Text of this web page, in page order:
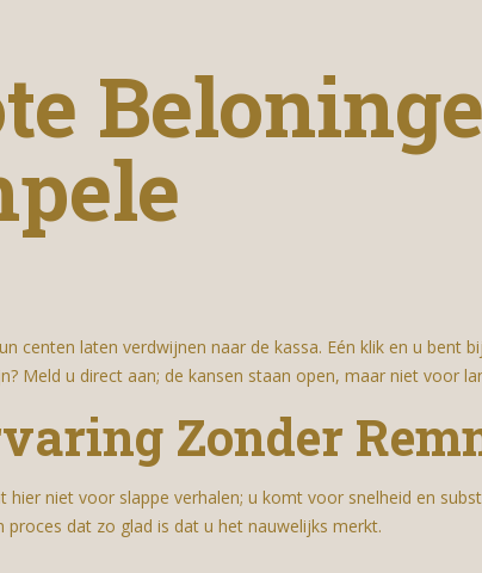
centen laten verdwijnen naar de kassa. Eén klik en u bent
Meld u direct aan; de kansen staan open, maar niet voor
Zonder
niet voor slappe verhalen; u komt voor snelheid en
dat zo glad is dat u het nauwelijks merkt.